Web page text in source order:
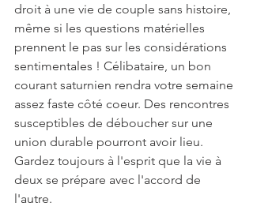
droit à une vie de couple sans histoire,
même si les questions matérielles
prennent le pas sur les considérations
sentimentales ! Célibataire, un bon
courant saturnien rendra votre semaine
assez faste côté coeur. Des rencontres
susceptibles de déboucher sur une
union durable pourront avoir lieu.
Gardez toujours à l'esprit que la vie à
deux se prépare avec l'accord de
l'autre.